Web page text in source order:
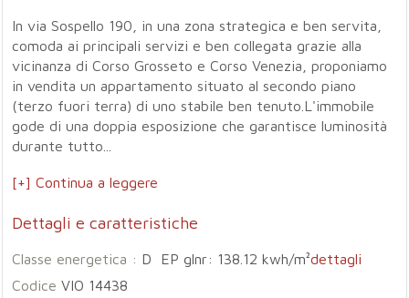
In via Sospello 190, in una zona strategica e ben servita,
comoda ai principali servizi e ben collegata grazie alla
vicinanza di Corso Grosseto e Corso Venezia, proponiamo
in vendita un appartamento situato al secondo piano
(terzo fuori terra) di uno stabile ben tenuto.L'immobile
gode di una doppia esposizione che garantisce luminosità
durante tutto...
[+] Continua a leggere
Dettagli e caratteristiche
Classe energetica : D EP glnr: 138.12 kwh/m²dettagli
Codice VIO 14438